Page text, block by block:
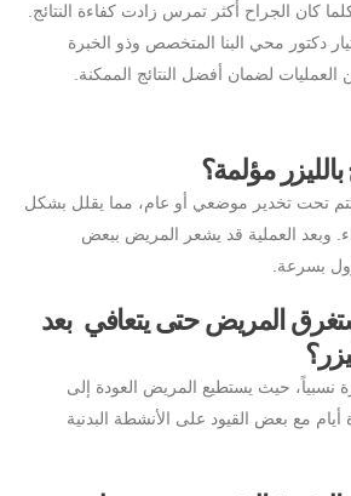
90 و99%، فكلما كان الجراح أكثر تمرس زادت كفاءة النتائج.
دكتور محي البنا المتخصص وذو الخبرة
لضمان أفضل النتائج الممكنة.
مؤلمة؟
تتم تحت تخدير موضعي أو عام، مما يقلل بشكل
وبعد العملية قد يشعر المريض ببعض
بسرعة.
المريض حتى يتعافي بعد
نسبياً، حيث يستطيع المريض العودة إلى
أيام مع بعض القيود على الأنشطة البدنية